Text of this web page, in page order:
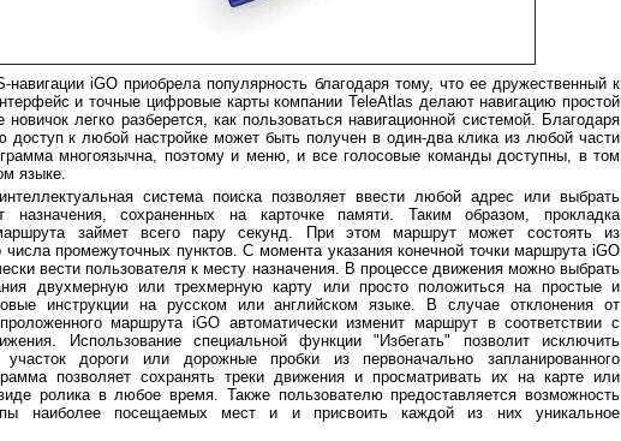
навигации iGO приобрела популярность благодаря тому, что ее дружественный к
и точные цифровые карты компании TeleAtlas делают навигацию простой
легко разберется, как пользоваться навигационной системой. Благодаря
доступ к любой настройке может быть получен в один-два клика из любой части
многоязычна, поэтому и меню, и все голосовые команды доступны, в том
языке.
система поиска позволяет ввести любой адрес или выбрать
сохраненных на карточке памяти. Таким образом, прокладка
займет всего пару секунд. При этом маршрут может состоять из
числа промежуточных пунктов. С момента указания конечной точки маршрута iGO
вести пользователя к месту назначения. В процессе движения можно выбрать
двухмерную или трехмерную карту или просто положиться на простые и
инструкции на русском или английском языке. В случае отклонения от
маршрута iGO автоматически изменит маршрут в соответствии с
Использование специальной функции "Избегать" позволит исключить
участок дороги или дорожные пробки из первоначально запланированного
позволяет сохранять треки движения и просматривать их на карте или
ролика в любое время. Также пользователю предоставляется возможность
наиболее посещаемых мест и и присвоить каждой из них уникальное